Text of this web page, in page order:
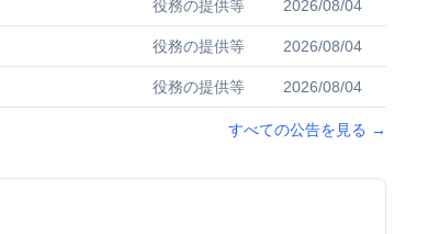
役務の提供等 2026/08/04
役務の提供等 2026/08/04
役務の提供等 2026/08/04
すべての公告を見る →